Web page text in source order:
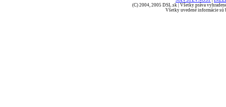
(C) 2004, 2005 DSL.sk | Všetky práva
Všetky uvedené informácie sú